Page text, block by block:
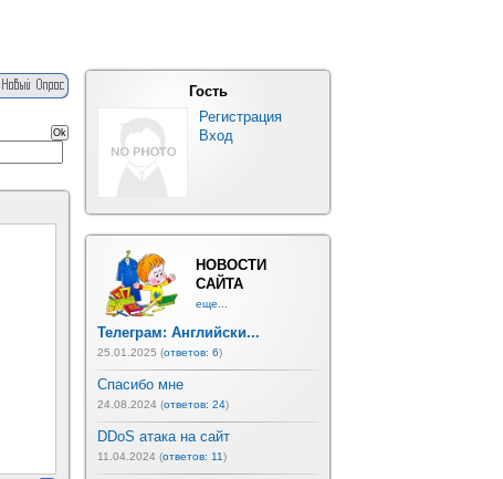
Гость
Регистрация
Вход
НОВОСТИ
САЙТА
еще...
Телеграм: Английски...
25.01.2025 (ответов: 6)
Спасибо мне
24.08.2024 (ответов: 24)
DDoS атака на сайт
11.04.2024 (ответов: 11)